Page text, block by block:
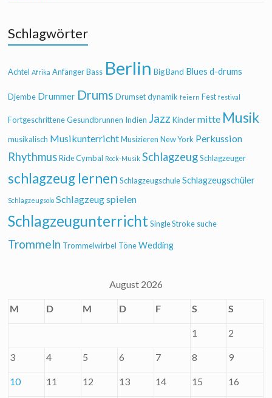
Schlagwörter
Achtel Afrika Anfänger Bass Berlin Big Band Blues d-drums
Djembe Drummer Drums Drumset dynamik feiern Fest festival
Fortgeschrittene Gesundbrunnen Indien Jazz Kinder mitte Musik
musikalisch Musikunterricht Musizieren New York Perkussion
Rhythmus Ride Cymbal Rock-Musik Schlagzeug Schlagzeuger
schlagzeug lernen Schlagzeugschule Schlagzeugschüler
Schlagzeugsolo Schlagzeug spielen
Schlagzeugunterricht Single Stroke suche
Trommeln Trommelwirbel Töne Wedding
August 2026
M D M D F S S
1 2
3 4 5 6 7 8 9
10 11 12 13 14 15 16